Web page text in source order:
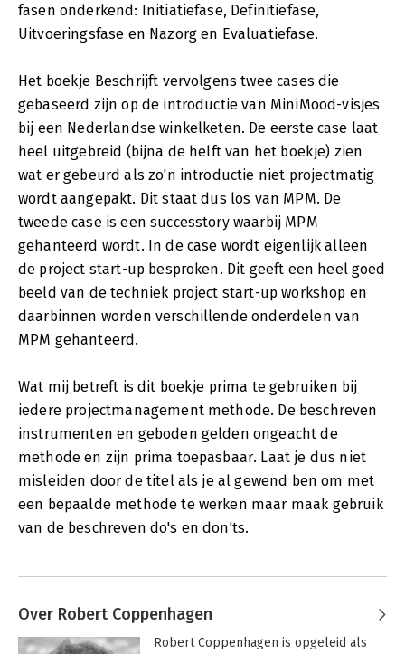
fasen onderkend: Initiatiefase, Definitiefase,
Uitvoeringsfase en Nazorg en Evaluatiefase.
Het boekje Beschrijft vervolgens twee cases die
gebaseerd zijn op de introductie van MiniMood-visjes
bij een Nederlandse winkelketen. De eerste case laat
heel uitgebreid (bijna de helft van het boekje) zien
wat er gebeurd als zo'n introductie niet projectmatig
wordt aangepakt. Dit staat dus los van MPM. De
tweede case is een successtory waarbij MPM
gehanteerd wordt. In de case wordt eigenlijk alleen
de project start-up besproken. Dit geeft een heel goed
beeld van de techniek project start-up workshop en
daarbinnen worden verschillende onderdelen van
MPM gehanteerd.
Wat mij betreft is dit boekje prima te gebruiken bij
iedere projectmanagement methode. De beschreven
instrumenten en geboden gelden ongeacht de
methode en zijn prima toepasbaar. Laat je dus niet
misleiden door de titel als je al gewend ben om met
een bepaalde methode te werken maar maak gebruik
van de beschreven do's en don'ts.
Over Robert Coppenhagen
Robert Coppenhagen is opgeleid als